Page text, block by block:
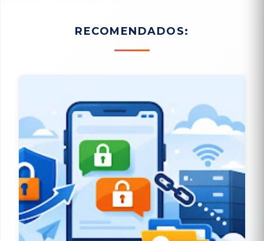
RECOMENDADOS: